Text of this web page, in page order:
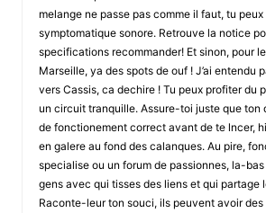
melange ne passe pas comme il faut, tu
symptomatique sonore. Retrouve la notice
specifications recommander! Et sinon, pour
Marseille, ya des spots de ouf ! J’ai entendu
vers Cassis, ca dechire ! Tu peux profiter du
un circuit tranquille. Assure-toi juste que ton
de fonctionement correct avant de te lncer,
en galere au fond des calanques. Au pire,
specialise ou un forum de passionnes, la-
gens avec qui tisses des liens et qui partage
Raconte-leur ton souci, ils peuvent avoir des